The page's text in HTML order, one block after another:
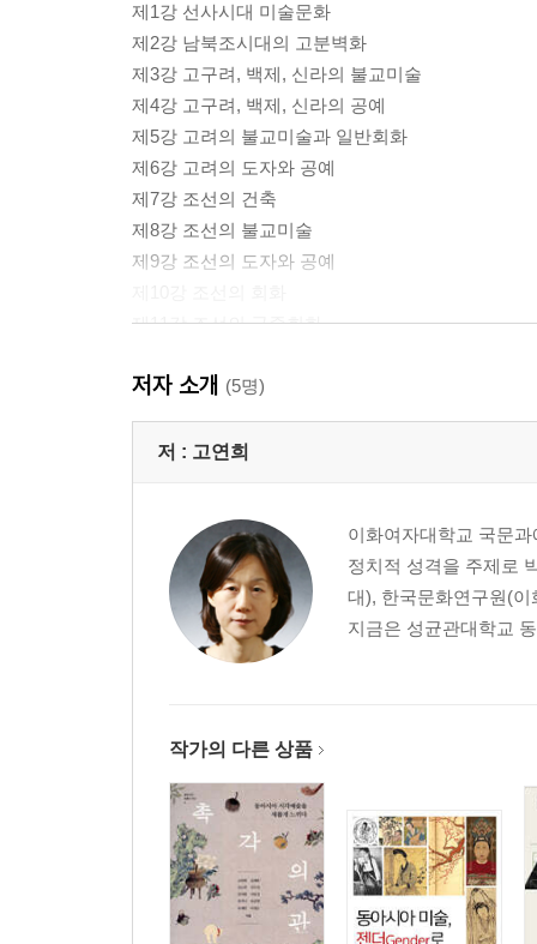
제1강 선사시대 미술문화
제2강 남북조시대의 고분벽화
제3강 고구려, 백제, 신라의 불교미술
제4강 고구려, 백제, 신라의 공예
제5강 고려의 불교미술과 일반회화
제6강 고려의 도자와 공예
제7강 조선의 건축
제8강 조선의 불교미술
제9강 조선의 도자와 공예
제11강 조선의 궁중회화
제13강 근대기의 미술
제14강 현대의 미술
제15강 현장 체험학습
저자 소개 (5명)
저 : 고연희
이화여자대학교 국문
정치적 성격을 주제로
대), 한국문화연구원(
지금은 성균관대학교
작가의 다른 상품